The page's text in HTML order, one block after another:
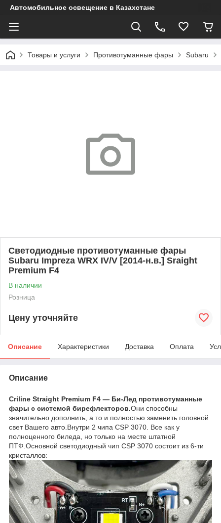
Автомобильное освещение в Казахстане
Товары и услуги Противотуманные фары Subaru
Светодиодные противотуманные фары
Subaru Impreza WRX IV/V [2014-н.в.] Sraight
Premium F4
В наличии
Розница
Цену уточняйте
Описание Характеристики Доставка Оплата
Описание
Criline Straight Premium F4 — Би-Лед противотуманные
фары с системой бирефлекторов.Они способны
значительно дополнить, а то и полностью заменить головной
свет Вашего авто.Внутри 2 чипа CSP 3070. Все как у
полноценного биледа, но только на месте штатной
ПТФ.Основной светодиодный чип CSP 3070 состоит из 6-ти
кристаллов: